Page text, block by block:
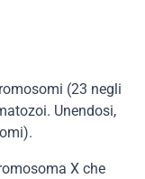
(23 negli
Unendosi,
X che